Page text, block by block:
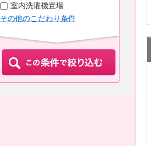
室内洗濯機置場
その他のこだわり条件